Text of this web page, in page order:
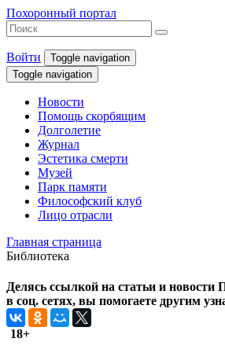
Похоронный портал
Войти
Toggle navigation
Toggle navigation
Новости
Помощь скорбящим
Долголетие
Журнал
Эстетика смерти
Музей
Парк памяти
Философский клуб
Лицо отрасли
Главная страница
Библиотека
Делясь ссылкой на статьи и новости
в соц. сетях, вы помогаете другим
18+